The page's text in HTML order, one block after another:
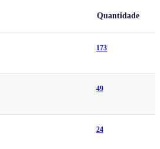
Quantidade
173
49
24